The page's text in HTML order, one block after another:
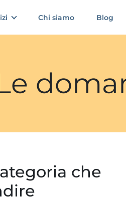
Chi siamo Blog
Le
che